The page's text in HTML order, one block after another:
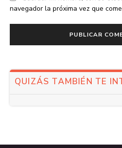
navegador la próxima vez que
QUIZÁS TAMBIÉN TE